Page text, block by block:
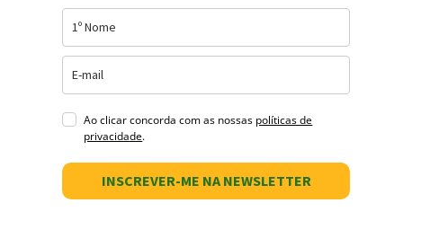
Ao clicar concorda com as nossas políticas de
privacidade.
INSCREVER-ME NA NEWSLETTER